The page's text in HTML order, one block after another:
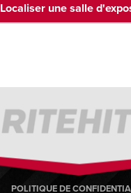
Localiser une salle
POLITIQUE DE